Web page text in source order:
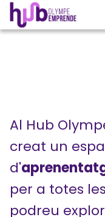
Al Hub
creat un
d'
per a totes
podreu